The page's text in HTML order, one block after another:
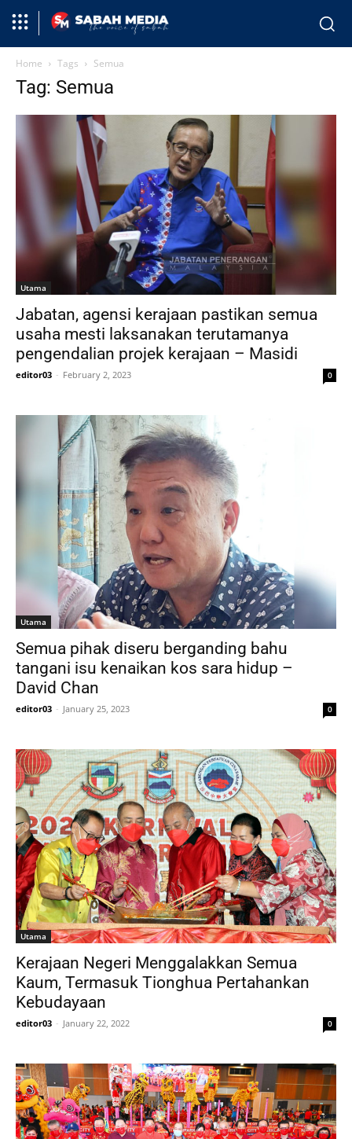
Home Tags Semua
Tag: Semua
Utama
Jabatan, agensi kerajaan pastikan semua
usaha mesti laksanakan terutamanya
pengendalian projek kerajaan – Masidi
editor03 - February 2, 2023 0
Utama
Semua pihak diseru berganding bahu
tangani isu kenaikan kos sara hidup –
David Chan
editor03 - January 25, 2023 0
Utama
Kerajaan Negeri Menggalakkan Semua
Kaum, Termasuk Tionghua Pertahankan
Kebudayaan
editor03 - January 22, 2022 0